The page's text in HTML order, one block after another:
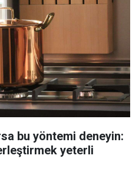
bu yöntemi deneyin:
yeterli